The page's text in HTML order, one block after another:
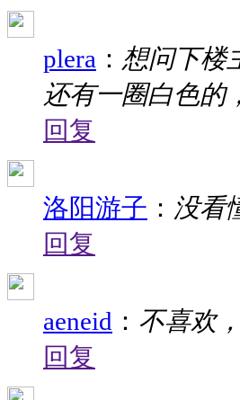
plera ： 想问下楼
还有一圈白色的
回复
洛阳游子 ： 没看
回复
aeneid ： 不喜欢
回复